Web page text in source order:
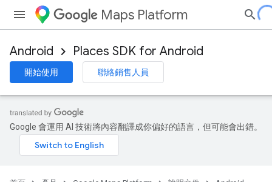
Maps Platform
Android Places SDK for Android
開始使用 聯絡銷售人員
Google 會運用 AI 技術將內容翻譯成你偏好的語言，但可能會出錯。